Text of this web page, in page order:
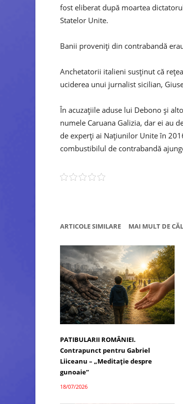
fost eliberat după moartea
Statelor Unite.
Banii proveniți din contrabandă
Anchetatorii italieni susținut că
uciderea unui jurnalist sicilian,
În acuzațiile aduse lui Debono și
numele Caruana Galizia, dar ei au
de experți ai Națiunilor Unite în
combustibilul de contrabandă
ARTICOLE SIMILARE MAI MULT DE
PATIBULARII ROMÂNIEI.
Contrapunct pentru Gabriel
Liiceanu – „Meditație despre
gunoaie”
18/07/2026